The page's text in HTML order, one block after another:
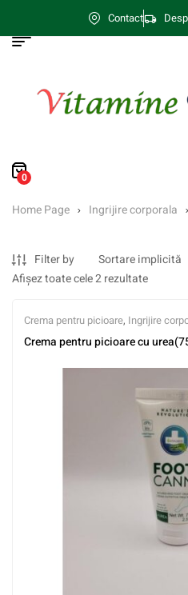
Contact
0
Home Page Ingrijire corporala
Filter by
Afișez toate cele 2 rezultate
Crema pentru picioare, Ingrijire
Crema pentru picioare cu